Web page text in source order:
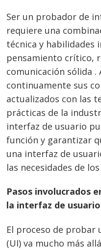
Ser un probador de
requiere una
técnica y habilidades
pensamiento crítico,
comunicación sólida .
continuamente sus
actualizados con las
prácticas de la
interfaz de usuario
función y garantizar
una interfaz de
las necesidades de
Pasos involucrados
la interfaz de usuario
El proceso de probar
(UI) va mucho más